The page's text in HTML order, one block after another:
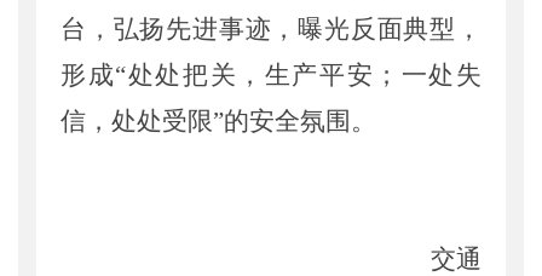
台 ，弘扬先进事迹，曝光反面典型，
形成“处处把关，生产平安；一处失
信，处处受限”的安全氛围。
交通